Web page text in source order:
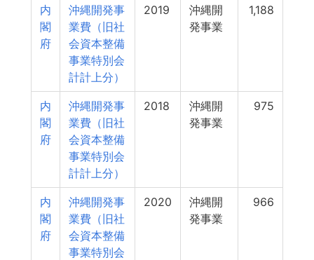
内
閣
府
沖縄開発事
業費（旧社
会資本整備
事業特別会
計計上分）
2019
沖縄開
発事業
1,188
内
閣
府
沖縄開発事
業費（旧社
会資本整備
事業特別会
計計上分）
2018
沖縄開
発事業
975
内
閣
府
沖縄開発事
業費（旧社
会資本整備
事業特別会
2020
沖縄開
発事業
966